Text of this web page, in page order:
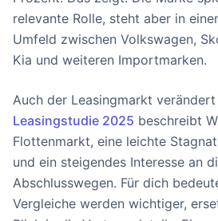
relevante Rolle, steht aber in
Umfeld zwischen Volkswagen,
Kia und weiteren Importmarken.
Auch der Leasingmarkt
Leasingstudie 2025 beschreibt
Flottenmarkt, eine leichte
und ein steigendes Interesse an
Abschlusswegen. Für dich
Vergleiche werden wichtiger,